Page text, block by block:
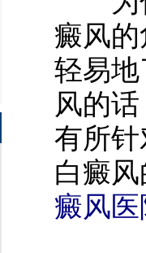
癜风
轻易
风的
有所
白癜
癜风医